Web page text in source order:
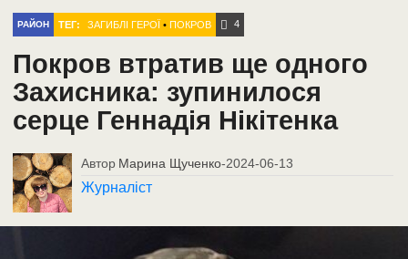
РАЙОН ТЕГ: ЗАГИБЛІ ГЕРОЇ •ПОКРОВ 4
Покров втратив ще одного
Захисника: зупинилося
серце Геннадія Нікітенка
Автор Марина Щученко-2024-06-13
Журналіст